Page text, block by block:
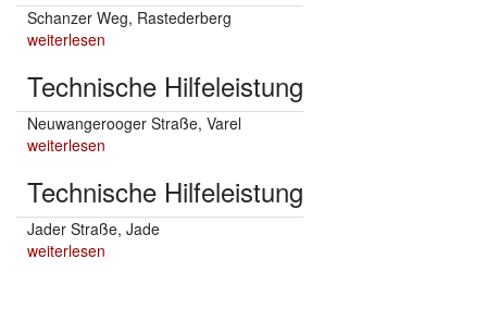
Schanzer Weg, Rastederberg
weiterlesen
Technische Hilfeleistung
Neuwangerooger Straße, Varel
weiterlesen
Technische Hilfeleistung
Jader Straße, Jade
weiterlesen